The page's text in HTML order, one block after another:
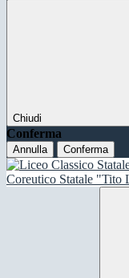
Chiudi
Conferma
Annulla Conferma
Coreutico Statale "Tito